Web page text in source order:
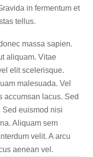
in fermentum et
tellus.
massa sapien.
aliquam. Vitae
elit scelerisque.
malesuada. Vel
accumsan lacus. Sed
euismod nisi
Aliquam sem
velit. A arcu
aenean vel.